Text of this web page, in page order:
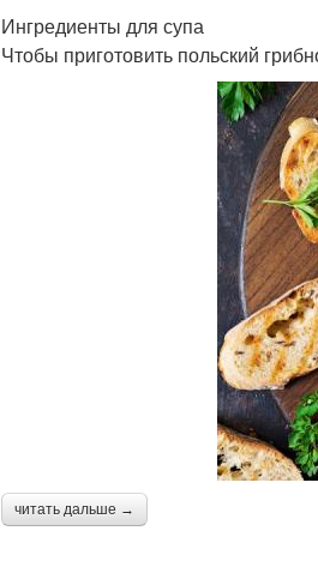
Ингредиенты для супа
Чтобы приготовить польский
читать дальше →